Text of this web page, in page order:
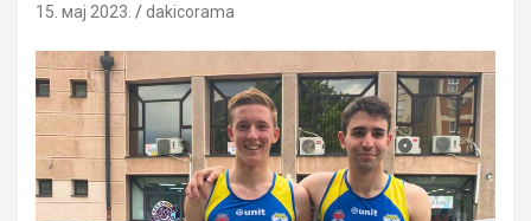
15. мај 2023. dakicorama